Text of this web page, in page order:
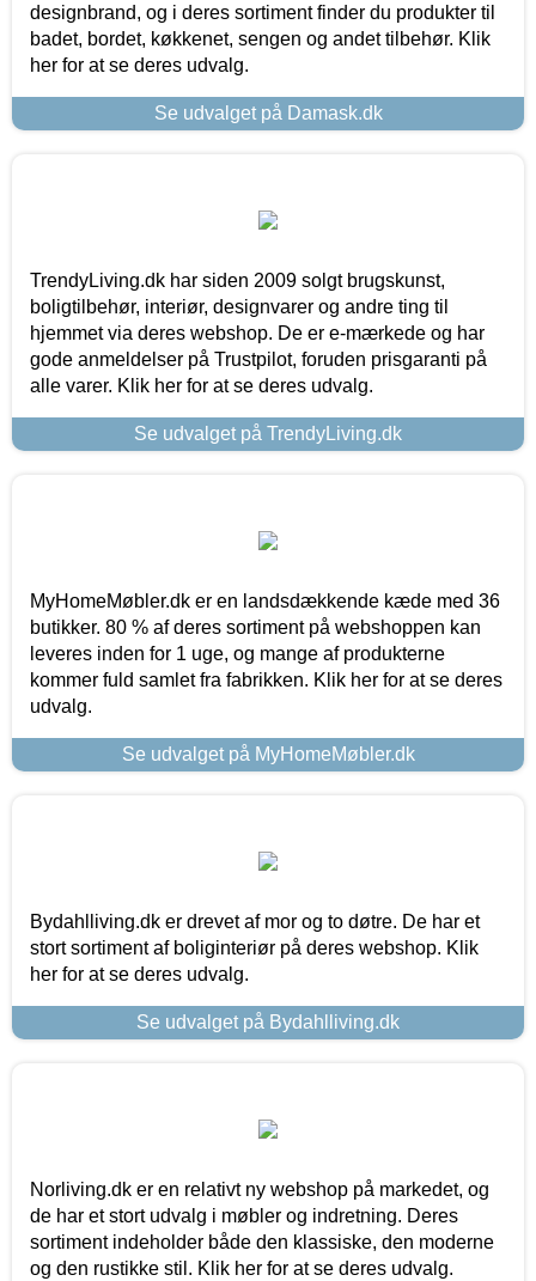
designbrand, og i deres sortiment finder du produkter til
badet, bordet, køkkenet, sengen og andet tilbehør. Klik
her for at se deres udvalg.
Se udvalget på Damask.dk
TrendyLiving.dk har siden 2009 solgt brugskunst,
boligtilbehør, interiør, designvarer og andre ting til
hjemmet via deres webshop. De er e-mærkede og har
gode anmeldelser på Trustpilot, foruden prisgaranti på
alle varer. Klik her for at se deres udvalg.
Se udvalget på TrendyLiving.dk
MyHomeMøbler.dk er en landsdækkende kæde med 36
butikker. 80 % af deres sortiment på webshoppen kan
leveres inden for 1 uge, og mange af produkterne
kommer fuld samlet fra fabrikken. Klik her for at se deres
udvalg.
Se udvalget på MyHomeMøbler.dk
Bydahlliving.dk er drevet af mor og to døtre. De har et
stort sortiment af boliginteriør på deres webshop. Klik
her for at se deres udvalg.
Se udvalget på Bydahlliving.dk
Norliving.dk er en relativt ny webshop på markedet, og
de har et stort udvalg i møbler og indretning. Deres
sortiment indeholder både den klassiske, den moderne
og den rustikke stil. Klik her for at se deres udvalg.